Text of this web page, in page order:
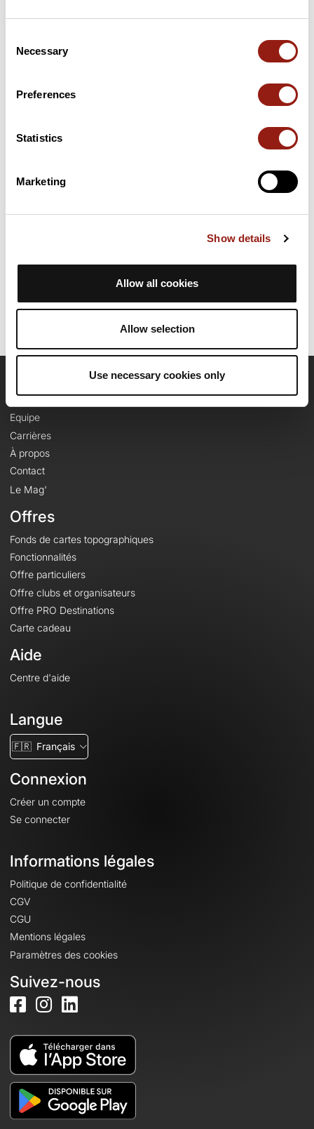
Selection
Necessary
Preferences
Statistics
Marketing
Show details
Allow all cookies
Allow selection
Use necessary cookies only
283 m
Cols extraits du catalogue du Club des Cent Cols
Résumé
Saint-Cyprien. Ce parcours emprunte 109,7 km de routes et 17,1
km de pistes cyclables. Il présente une ascension cumulée de
réaliser ce parcours.
Dernière modification de la fiche parcours: 6 août 2025 à 19:15:34.
Identifiant du parcours: 21209071
OpenRunner
Equipe
Carrières
À propos
Contact
Le Mag'
Offres
Fonds de cartes topographiques
Fonctionnalités
Offre particuliers
Offre clubs et organisateurs
Offre PRO Destinations
Carte cadeau
Aide
Centre d'aide
Langue
🇫🇷 Français
Connexion
Créer un compte
Se connecter
Informations légales
Politique de confidentialité
CGV
CGU
Mentions légales
Paramètres des cookies
Suivez-nous